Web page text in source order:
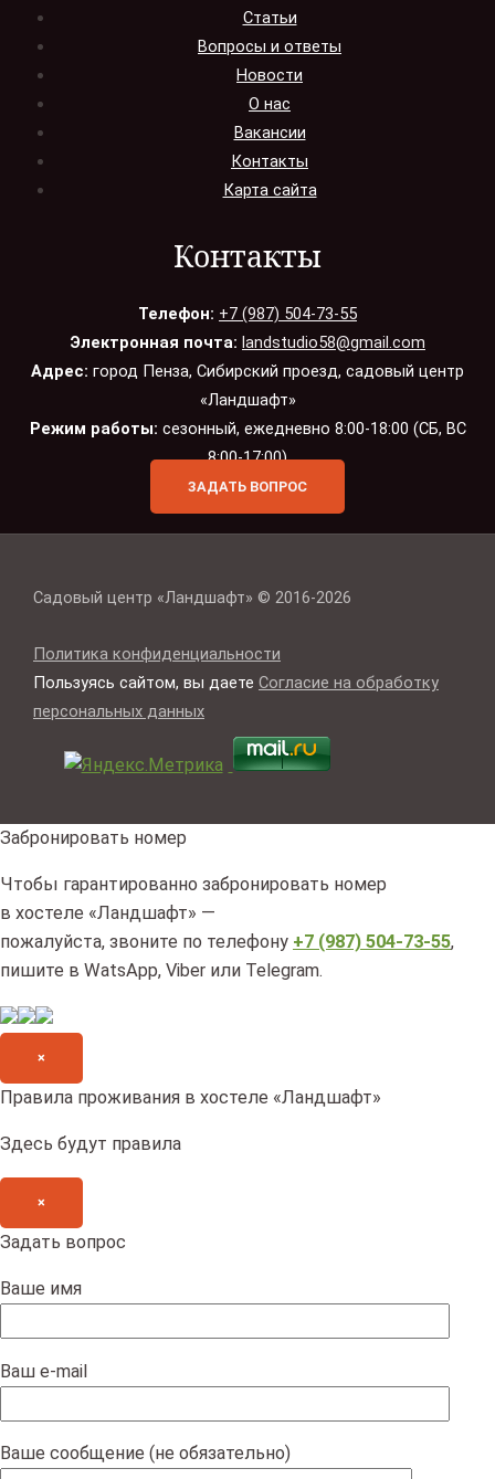
Статьи
Вопросы и ответы
Новости
О нас
Вакансии
Контакты
Карта сайта
Контакты
Телефон: +7 (987) 504-73-55
Электронная почта: landstudio58@gmail.com
Адрес: город Пенза, Сибирский проезд, садовый центр
«Ландшафт»
Режим работы: сезонный, ежедневно 8:00-18:00 (СБ, ВС
8:00-17:00)
ЗАДАТЬ ВОПРОС
Садовый центр «Ландшафт» © 2016-2026
Политика конфиденциальности
Пользуясь сайтом, вы даете Согласие на обработку
персональных данных
Забронировать номер
Чтобы гарантированно забронировать номер
в хостеле «Ландшафт» —
пожалуйста, звоните по телефону +7 (987) 504-73-55,
пишите в WatsApp, Viber или Telegram.
×
Правила проживания в хостеле «Ландшафт»
Здесь будут правила
×
Задать вопрос
Ваше имя
Ваш e-mail
Ваше сообщение (не обязательно)